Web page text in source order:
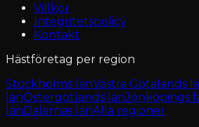
Villkor
Integritetspolicy
Kontakt
Hästföretag per region
Stockholms länVästra Götalands
länÖstergötlands länJönköpings
länDalarnas länAlla regioner